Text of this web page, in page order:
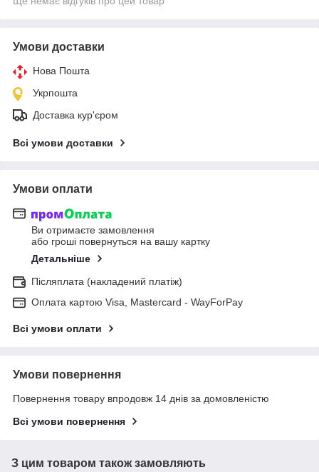
Умови доставки
Нова Пошта
Укрпошта
Доставка кур'єром
Всі умови доставки
Умови оплати
Ви отримаєте замовлення
або гроші повернуться на вашу картку
Детальніше
Післяплата (накладений платіж)
Оплата картою Visa, Mastercard - WayForPay
Всі умови оплати
Умови повернення
Повернення товару впродовж 14 днів за домовленістю
Всі умови повернення
З цим товаром також замовляють